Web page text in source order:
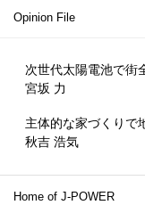
Opinion File
次世代太陽電池で街
宮坂 力
主体的な家づくりで
秋吉 浩気
Home of J-POWER